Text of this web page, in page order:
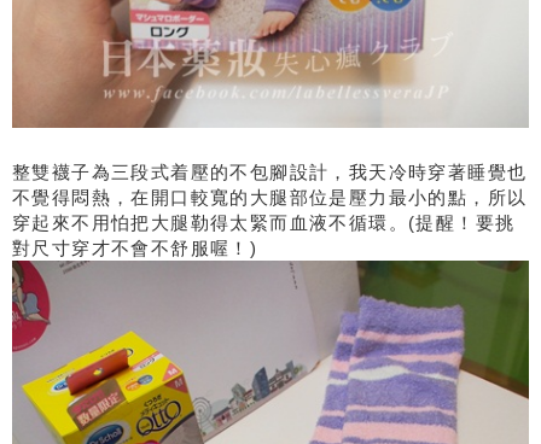
整雙襪子為三段式着壓的不包腳設計，我天冷時穿著睡覺也
不覺得悶熱，在開口較寬的大腿部位是壓力最小的點，所以
穿起來不用怕把大腿勒得太緊而血液不循環。(提醒！要挑
對尺寸穿才不會不舒服喔！)